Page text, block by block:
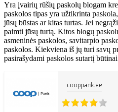
Yra įvairių rūšių paskolų blogam
paskolos tipas yra užtikrinta
jūsų būstas ar kitas turtas. Jei
paimti jūsų turtą. Kitos blogų
asmeninės paskolos, savitarpio
paskolos. Kiekviena iš jų turi savų
pasirašydami paskolos sutartį
cooppank.ee